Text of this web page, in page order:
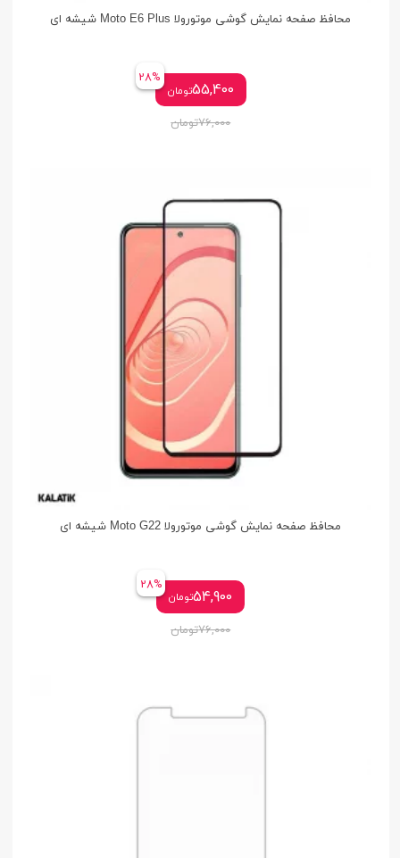
محافظ صفحه نمایش گوشی موتورولا Moto E6 Plus شیشه ای
55,400تومان
28%
76,000تومان
محافظ صفحه نمایش گوشی موتورولا Moto G22 شیشه ای
54,900تومان
28%
76,000تومان